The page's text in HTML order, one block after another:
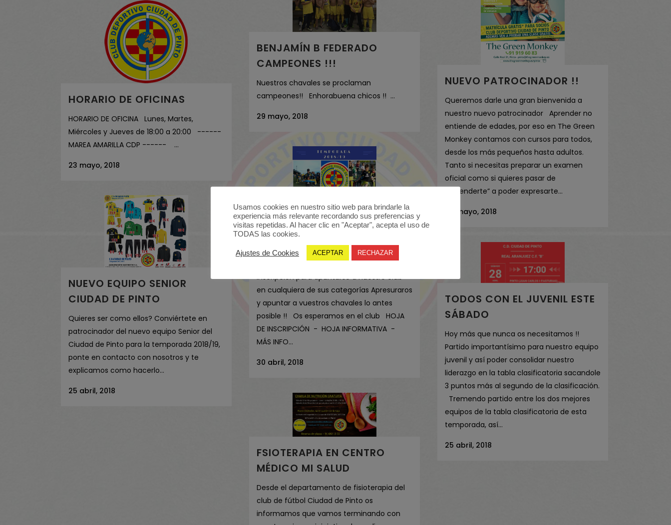
BENJAMÍN B FEDERADO
CAMPEONES !!!
Nuestros chavales se proclaman
campeones!! Enhorabuena chicos !! ...
29 mayo, 2018
NUEVO PATROCINADOR !!
Queremos darle una gran bienvenida a
nuestro nuevo patrocinador Aprender no
entiende de edades, por eso en The Green
Monkey contamos con cursos para todos,
desde los más pequeños hasta adultos.
Tanto si necesitas preparar un examen
oficial como si quieres pasar de
“defenderte” a poder expresarte...
24 mayo, 2018
HORARIO DE OFICINAS
HORARIO DE OFICINA Lunes, Martes,
Miércoles y Jueves de 18:00 a 20:00 ------
MAREA AMARILLA CDP ------ ...
23 mayo, 2018
ABIERTA INSCRIPCIÓN PARA
LA SIGUIENTE TEMPORADA
inscripción para apuntarse a nuestro club
en cualquiera de sus categorías Apresuraros
y apuntar a vuestros chavales lo antes
posible !! Os esperamos en el club HOJA
DE INSCRIPCIÓN - HOJA INFORMATIVA -
MÁS INFO...
30 abril, 2018
NUEVO EQUIPO SENIOR
CIUDAD DE PINTO
Quieres ser como ellos? Conviértete en
patrocinador del nuevo equipo Senior del
Ciudad de Pinto para la temporada 2018/19,
ponte en contacto con nosotros y te
explicamos como hacerlo...
25 abril, 2018
TODOS CON EL JUVENIL ESTE
SÁBADO
Hoy más que nunca os necesitamos !!
Partido importantísimo para nuestro equipo
juvenil y así poder consolidar nuestro
liderazgo en la tabla clasificatoria sacandole
3 puntos más al segundo de la clasificación.
Tremendo partido entre los dos mejores
equipos de la tabla clasificatoria de esta
temporada, así...
25 abril, 2018
FSIOTERAPIA EN CENTRO
MÉDICO MI SALUD
Desde el departamento de fisioterapia del
club de fútbol Ciudad de Pinto os
informamos que vamos terminando con
Usamos cookies en nuestro sitio web para brindarle la
experiencia más relevante recordando sus preferencias y
visitas repetidas. Al hacer clic en "Aceptar", acepta el uso de
TODAS las cookies.
Ajustes de Cookies ACEPTAR RECHAZAR